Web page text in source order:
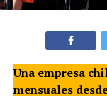
Una empresa
mensuales